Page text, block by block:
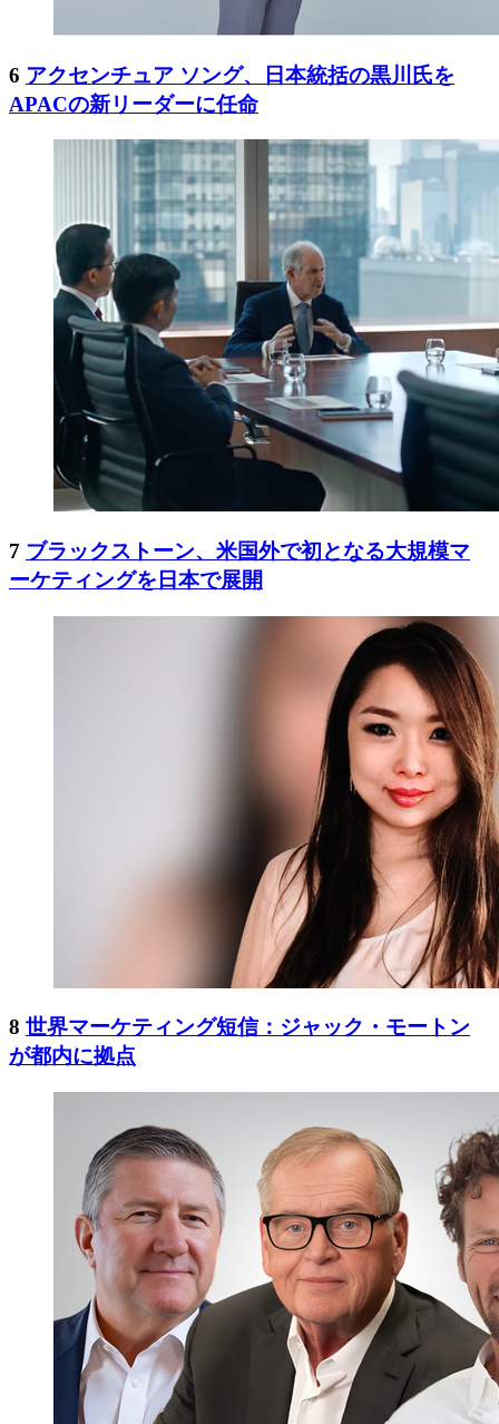
6 アクセンチュア ソング、日本統括の黒川氏を
APACの新リーダーに任命
7 ブラックストーン、米国外で初となる大規模マ
ーケティングを日本で展開
8 世界マーケティング短信：ジャック・モートン
が都内に拠点